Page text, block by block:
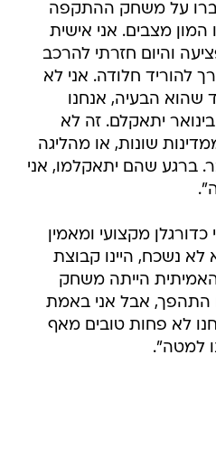
על משחק ההתקפה
המון מצבים. אני אישית
והיום חזרתי להרכב
להוריד חלודה. אני לא
שהוא הבעיה, אנחנו
יתאקלם. זה לא
שונות, או מהליגה
ברגע שהם יתאקלמו, אני
כדורגלן מקצועי ומאמין
נשכח, היינו קבוצת
הייתה משחק
התהפך, אבל אני באמת
לא פחות טובים מאף
למטה".